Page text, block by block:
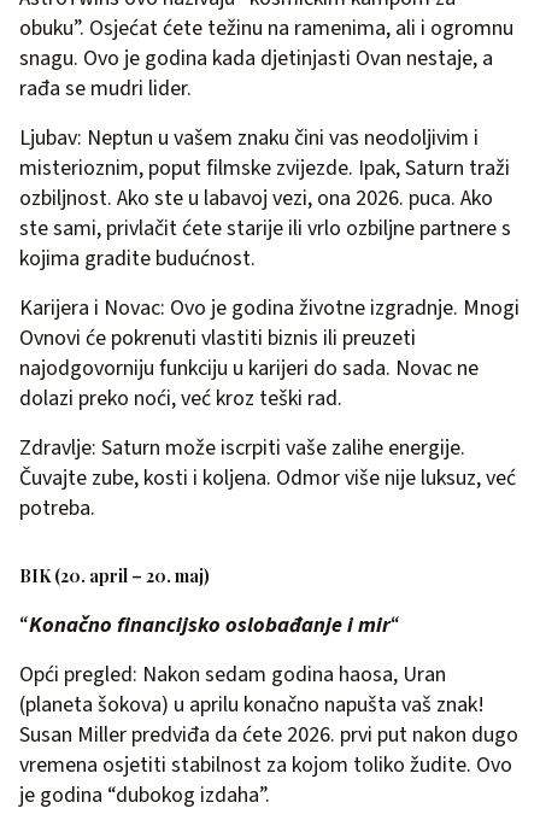
obuku”. Osjećat ćete težinu na ramenima, ali i ogromnu
snagu. Ovo je godina kada djetinjasti Ovan nestaje, a
rađa se mudri lider.
Ljubav: Neptun u vašem znaku čini vas neodoljivim i
misterioznim, poput filmske zvijezde. Ipak, Saturn traži
ozbiljnost. Ako ste u labavoj vezi, ona 2026. puca. Ako
ste sami, privlačit ćete starije ili vrlo ozbiljne partnere s
kojima gradite budućnost.
Karijera i Novac: Ovo je godina životne izgradnje. Mnogi
Ovnovi će pokrenuti vlastiti biznis ili preuzeti
najodgovorniju funkciju u karijeri do sada. Novac ne
dolazi preko noći, već kroz teški rad.
Zdravlje: Saturn može iscrpiti vaše zalihe energije.
Čuvajte zube, kosti i koljena. Odmor više nije luksuz, već
potreba.
BIK (20. april – 20. maj)
“Konačno financijsko oslobađanje i mir“
Opći pregled: Nakon sedam godina haosa, Uran
(planeta šokova) u aprilu konačno napušta vaš znak!
Susan Miller predviđa da ćete 2026. prvi put nakon dugo
vremena osjetiti stabilnost za kojom toliko žudite. Ovo
je godina “dubokog izdaha”.